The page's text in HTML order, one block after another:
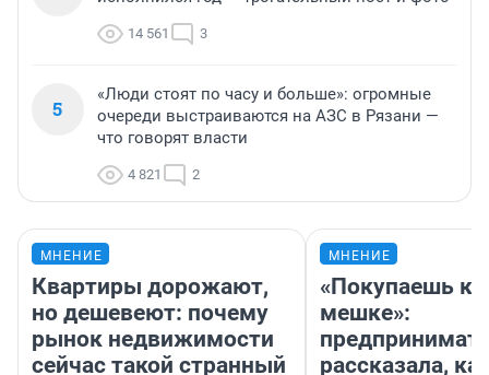
14 561 3
5
«Люди стоят по часу и больше»: огромные
очереди выстраиваются на АЗС в Рязани —
что говорят власти
4 821 2
МНЕНИЕ
Квартиры дорожают,
но дешевеют: почему
рынок недвижимости
сейчас такой странный
МНЕНИЕ
«Покупаешь
мешке»:
рассказала,